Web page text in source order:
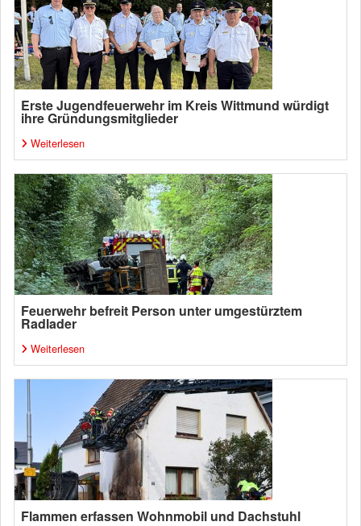
Erste Jugendfeuerwehr im Kreis Wittmund würdigt
ihre Gründungsmitglieder
Weiterlesen
Feuerwehr befreit Person unter umgestürztem
Radlader
Weiterlesen
Flammen erfassen Wohnmobil und Dachstuhl